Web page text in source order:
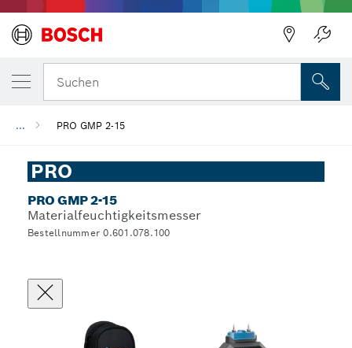
Suchen
... PRO GMP 2-15
PRO
PRO GMP 2-15
Materialfeuchtigkeitsmesser
Bestellnummer 0.601.078.100